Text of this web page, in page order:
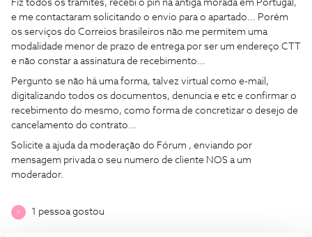
Fiz todos os trâmites, recebi o pin na antiga morada em Portugal,
e me contactaram solicitando o envio para o apartado… Porém
os serviços do Correios brasileiros não me permitem uma
modalidade menor de prazo de entrega por ser um endereço CTT
e não constar a assinatura de recebimento…
Pergunto se não há uma forma, talvez virtual como e-mail,
digitalizando todos os documentos, denuncia e etc e confirmar o
recebimento do mesmo, como forma de concretizar o desejo de
cancelamento do contrato...
Solicite a ajuda da moderação do Fórum , enviando por
mensagem privada o seu numero de cliente NOS a um
moderador.
V 1 pessoa gostou